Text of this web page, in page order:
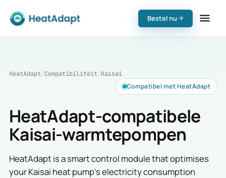
Bestel nu
HeatAdapt/Compatibiliteit/Kaisai
Compatibel met HeatAdapt
HeatAdapt-compatibele
Kaisai-warmtepompen
HeatAdapt is a smart control module that optimises
your Kaisai heat pump's electricity consumption